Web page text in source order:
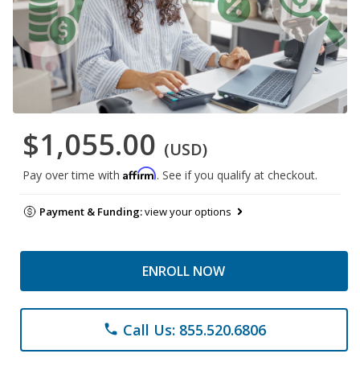
$1,055.00 (USD)
Pay over time with Affirm. See if you qualify at checkout.
Payment & Funding:view your options
ENROLL NOW
phone Call Us: 855.520.6806